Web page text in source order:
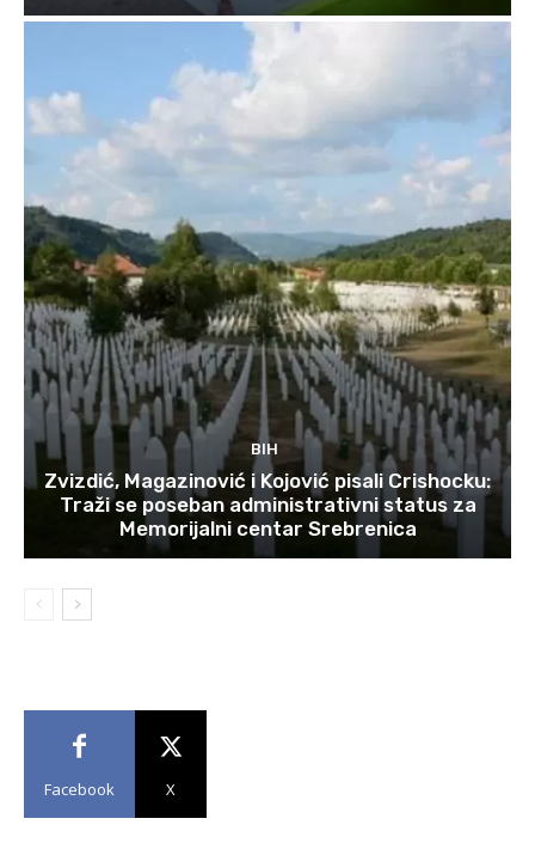
BIH
Zvizdić, Magazinović i Kojović pisali Crishocku:
Traži se poseban administrativni status za
Memorijalni centar Srebrenica
Facebook X